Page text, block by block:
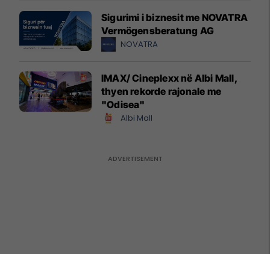
Sigurimi i biznesit me NOVATRA
Vermögensberatung AG
NOVATRA
IMAX/ Cineplexx në Albi Mall,
thyen rekorde rajonale me
"Odisea"
Albi Mall